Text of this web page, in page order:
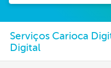
Serviços Carioca
Digital